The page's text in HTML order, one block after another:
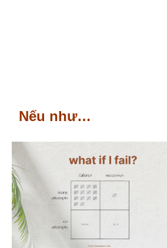
Nếu như…